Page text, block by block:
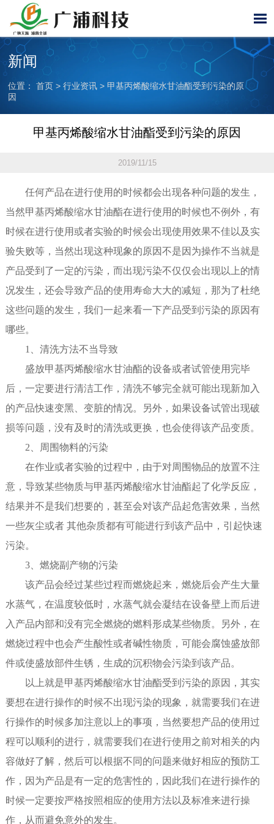

新闻
位置：首页 >行业资讯 > 甲基丙烯酸缩水甘油酯受到污染的原
因
甲基丙烯酸缩水甘油酯受到污染的原因
2019/11/15
任何产品在进行使用的时候都会出现各种问题的发生，
当然甲基丙烯酸缩水甘油酯在进行使用的时候也不例外，有
时候在进行使用或者实验的时候会出现使用效果不佳以及实
验失败等，当然出现这种现象的原因不是因为操作不当就是
产品受到了一定的污染，而出现污染不仅仅会出现以上的情
况发生，还会导致产品的使用寿命大大的减短，那为了杜绝
这些问题的发生，我们一起来看一下产品受到污染的原因有
哪些。
1、清洗方法不当导致
盛放甲基丙烯酸缩水甘油酯的设备或者试管使用完毕
后，一定要进行清洁工作，清洗不够完全就可能出现新加入
的产品快速变黑、变脏的情况。另外，如果设备试管出现破
损等问题，没有及时的清洗或更换，也会使得该产品变质。
2、周围物料的污染
在作业或者实验的过程中，由于对周围物品的放置不注
意，导致某些物质与甲基丙烯酸缩水甘油酯起了化学反应，
结果并不是我们想要的，甚至会对该产品起危害效果，当然
一些灰尘或者 其他杂质都有可能进行到该产品中，引起快速
污染。
3、燃烧副产物的污染
该产品会经过某些过程而燃烧起来，燃烧后会产生大量
水蒸气，在温度较低时，水蒸气就会凝结在设备壁上而后进
入产品内部和没有完全燃烧的燃料形成某些物质。另外，在
燃烧过程中也会产生酸性或者碱性物质，可能会腐蚀盛放部
件或使盛放部件生锈，生成的沉积物会污染到该产品。
以上就是甲基丙烯酸缩水甘油酯受到污染的原因，其实
要想在进行操作的时候不出现污染的现象，就需要我们在进
行操作的时候多加注意以上的事项，当然要想产品的使用过
程可以顺利的进行，就需要我们在进行使用之前对相关的内
容做好了解，然后可以根据不同的问题来做好相应的预防工
作，因为产品是有一定的危害性的，因此我们在进行操作的
时候一定要按严格按照相应的使用方法以及标准来进行操
作，从而避免意外的发生。